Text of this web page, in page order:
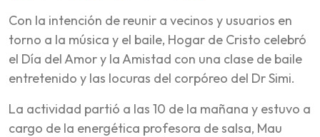
Con la intención de reunir a vecinos y usuarios en
torno a la música y el baile, Hogar de Cristo celebró
el Día del Amor y la Amistad con una clase de baile
entretenido y las locuras del corpóreo del Dr Simi.
La actividad partió a las 10 de la mañana y estuvo a
cargo de la energética profesora de salsa, Mau